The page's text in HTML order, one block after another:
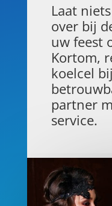
Laat
over bij
uw feest
Kortom,
koelcel
partner
service.